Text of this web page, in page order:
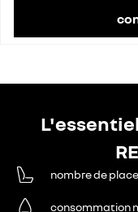
nombre de
consommation